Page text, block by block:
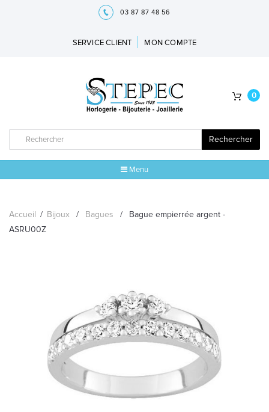
03 87 87 48 56
SERVICE CLIENT MON COMPTE
Rechercher
0
Menu
LES GEORGETTES
SWAROVSKI
BONNES AFFAIRES
CARTES CADEAUX
IDÉE CADEAUX
Accueil / Bijoux / Bagues /
Bague empierrée argent -
ASRU00Z